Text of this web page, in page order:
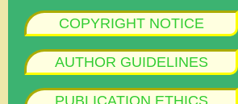
COPYRIGHT NOTICE
AUTHOR GUIDELINES
PUBLICATION ETHICS